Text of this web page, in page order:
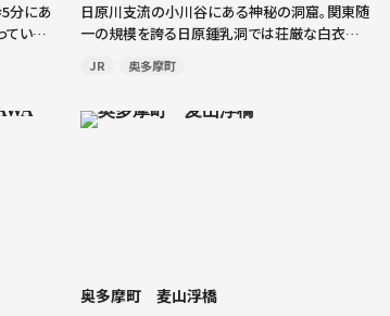
分にあ
ている
て、
で釣
日原川支流の小川谷にある神秘の洞窟。関東随
一の規模を誇る日原鍾乳洞では荘厳な白衣観
音や、巨大なカエルを思わせるガマ岩など、幻想
的な景観を楽しむことができます。なかでもみご
世界のよ […]
JR 奥多摩町
奥多摩町 麦山浮橋